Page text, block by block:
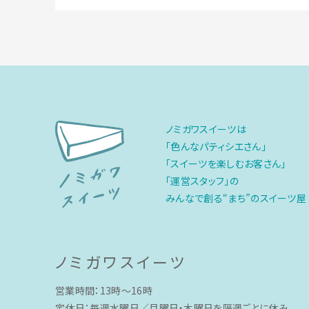
ノミガワスイーツは
「色んなパティシエさん」
「スイーツを楽しむお客さん」
「運営スタッフ」の
みんなで創る“まち”のスイーツ屋
ノミガワスイーツ
営業時間：13時〜16時